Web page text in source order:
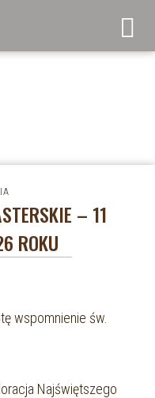
– 11
ROKU
wspomnienie św.
Najświętszego